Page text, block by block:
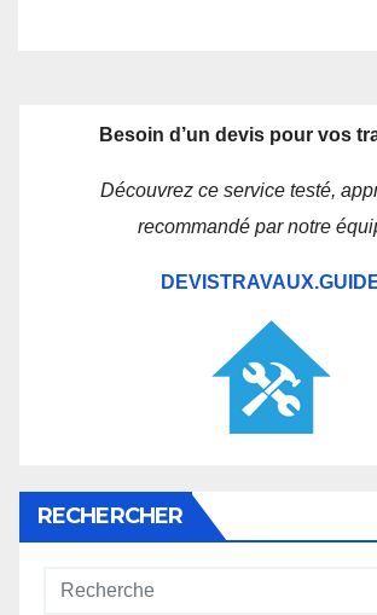
Besoin d’un devis pour vos
Découvrez ce service testé,
recommandé par notre
RECHERCHER